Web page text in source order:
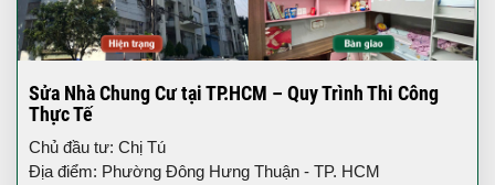
Sửa Nhà Chung Cư tại TP.HCM – Quy Trình Thi Công
Thực Tế
Chủ đầu tư: Chị Tú
Địa điểm: Phường Đông Hưng Thuận - TP. HCM